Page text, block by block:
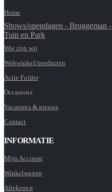
Home
Shows/opendagen - Bruggeman -
Tuin en Park
Wie zijn wij
Webwinkel/producten
Actie Folder
Occasions
Vacatures & nieuws
Contact
INFORMATIE
Mijn Account
Winkelwagen
Afrekenen